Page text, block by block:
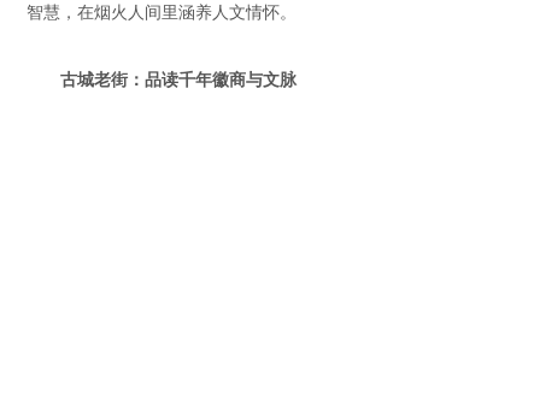
智慧，在烟火人间里涵养人文情怀。
古城老街：品读千年徽商与文脉